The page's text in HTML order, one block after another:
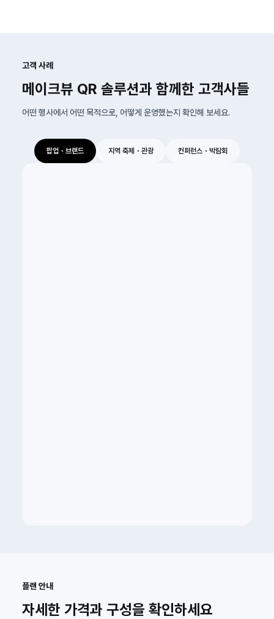
고객 사례
메이크뷰 QR 솔루션과 함께한 고객사들
어떤 행사에서 어떤 목적으로, 어떻게 운영했는지 확인해 보세요.
팝업・브랜드 지역 축제・관광 컨퍼런스・박람회
플랜 안내
자세한 가격과 구성을 확인하세요